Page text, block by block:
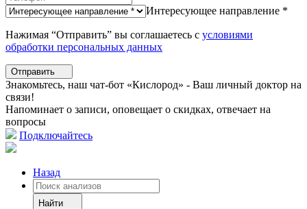
Интересующее направление *
Нажимая “Отправить” вы соглашаетесь с условиями
обработки персональных данных
Отправить
Знакомьтесь, наш чат-бот «Кислород» - Ваш личный доктор на
связи!
Напоминает о записи, оповещает о скидках, отвечает на
вопросы
Подключайтесь
Назад
Найти